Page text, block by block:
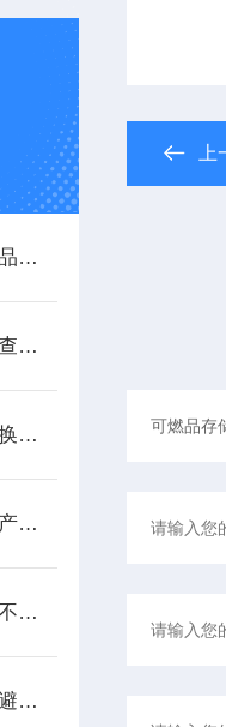
仓储物流的安全枢纽：可燃品存储柜的耐火分隔机制与堆码操作实务
可燃品存储柜日常管理与检查制度：确保存储安全的常态化工作
可燃品存储柜老化问题与更换策略
可燃品存储柜在保障安全生产中的重要作用
使用易燃品存储柜前怎么能不了解这些！
理化实验装修常见误区及规避方法